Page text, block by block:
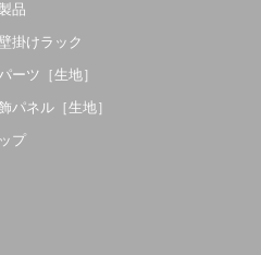
品
掛けラック
ーツ［生地］
パネル［生地］
プ